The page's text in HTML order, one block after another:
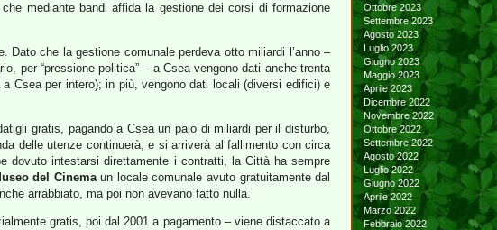
mediante bandi affida la gestione dei corsi di formazione
che la gestione comunale perdeva otto miliardi l’anno –
per “pressione politica” – a Csea vengono dati anche trenta
Csea per intero); in più, vengono dati locali (diversi edifici) e
gratis, pagando a Csea un paio di miliardi per il disturbo,
delle utenze continuerà, e si arriverà al fallimento con circa
dovuto intestarsi direttamente i contratti, la Città ha sempre
del Cinemaun locale comunale avuto gratuitamente dal
arrabbiato, ma poi non avevano fatto nulla.
gratis, poi dal 2001 a pagamento – viene distaccato a
Ottobre 2023
Settembre 2023
Agosto 2023
Luglio 2023
Giugno 2023
Maggio 2023
Aprile 2023
Dicembre 2022
Novembre 2022
Ottobre 2022
Settembre 2022
Agosto 2022
Luglio 2022
Giugno 2022
Aprile 2022
Marzo 2022
Febbraio 2022